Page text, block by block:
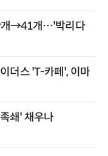
개→41개…'박리다
더스 'T-카페', 이마
쇄' 채우나